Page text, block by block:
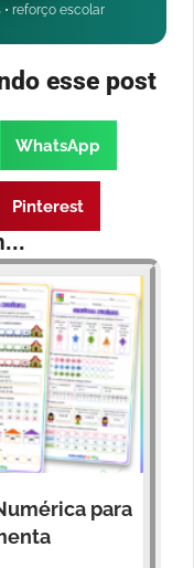
• reforço escolar
esse post
WhatsApp
Pinterest
para